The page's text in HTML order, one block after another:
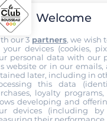
à ma formation au
Rousseau Voiture.
auprès de mon
de ma formation. Je
dans un autre
Welcome
our 3 partners, we wish
your devices (cookies,
personal data with our
website or in our emails,
later, including in
this data
loyalty
developing and
devices (including
their